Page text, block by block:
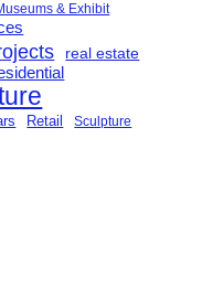
& Exhibit
real estate
Retail Sculpture